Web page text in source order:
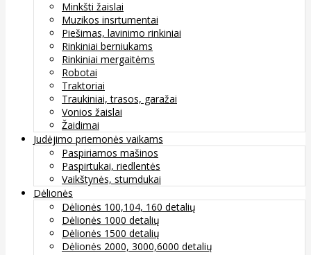
Minkšti žaislai
Muzikos insrtumentai
Piešimas, lavinimo rinkiniai
Rinkiniai berniukams
Rinkiniai mergaitėms
Robotai
Traktoriai
Traukiniai, trasos, garažai
Vonios žaislai
Žaidimai
Judėjimo priemonės vaikams
Paspiriamos mašinos
Paspirtukai, riedlentės
Vaikštynės, stumdukai
Dėlionės
Dėlionės 100,104, 160 detalių
Dėlionės 1000 detalių
Dėlionės 1500 detalių
Dėlionės 2000, 3000,6000 detalių